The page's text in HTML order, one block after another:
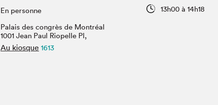
Vidéos et balados
En personne
13h00 à 14h18
Palais des congrès de Montréal
1001 Jean Paul Riopelle Pl,
Au kiosque 1613